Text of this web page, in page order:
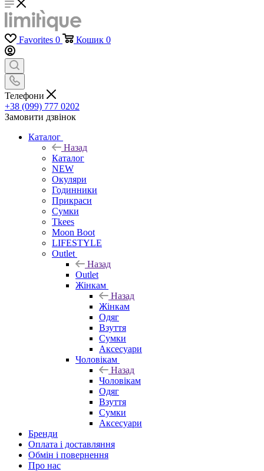
Favorites 0 Кошик 0
Телефони
+38 (099) 777 0202
Замовити дзвінок
Каталог
Назад
Каталог
NEW
Окуляри
Годинники
Прикраси
Сумки
Tkees
Moon Boot
LIFESTYLE
Outlet
Назад
Outlet
Жінкам
Назад
Жінкам
Одяг
Взуття
Сумки
Аксесуари
Чоловікам
Назад
Чоловікам
Одяг
Взуття
Сумки
Аксесуари
Бренди
Оплата і доставляння
Обмін і повернення
Про нас